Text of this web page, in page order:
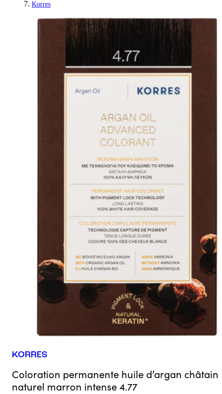
Korres
KORRES
Coloration permanente huile d’argan châtain
naturel marron intense 4.77